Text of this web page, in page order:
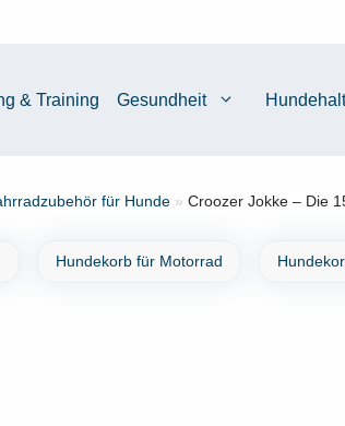
& Training Gesundheit
für Hunde » Croozer Jokke – Die
Hundekorb für Motorrad